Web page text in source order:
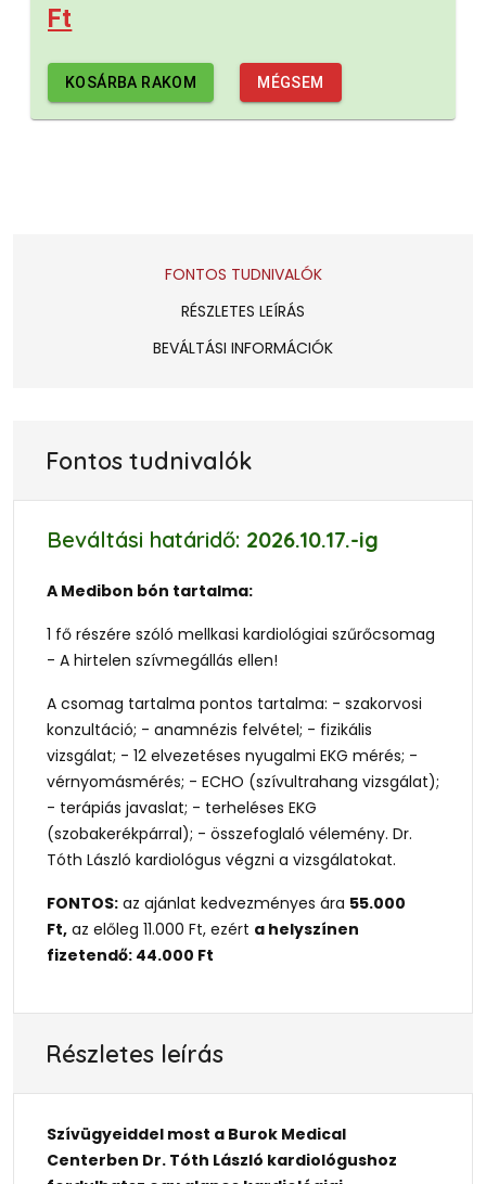
Ft
KOSÁRBA RAKOM MÉGSEM
FONTOS TUDNIVALÓK
RÉSZLETES LEÍRÁS
BEVÁLTÁSI INFORMÁCIÓK
Fontos tudnivalók
Beváltási határidő: 2026.10.17.-ig
A Medibon bón tartalma:
1 fő részére szóló mellkasi kardiológiai szűrőcsomag
- A hirtelen szívmegállás ellen!
A csomag tartalma pontos tartalma: - szakorvosi
konzultáció; - anamnézis felvétel; - fizikális
vizsgálat; - 12 elvezetéses nyugalmi EKG mérés; -
vérnyomásmérés; - ECHO (szívultrahang vizsgálat);
- terápiás javaslat; - terheléses EKG
(szobakerékpárral); - összefoglaló vélemény. Dr.
Tóth László kardiológus végzni a vizsgálatokat.
FONTOS: az ajánlat kedvezményes ára 55.000
Ft, az előleg 11.000 Ft, ezért a helyszínen
fizetendő: 44.000 Ft
Részletes leírás
Szívügyeiddel most a Burok Medical
Centerben Dr. Tóth László kardiológushoz